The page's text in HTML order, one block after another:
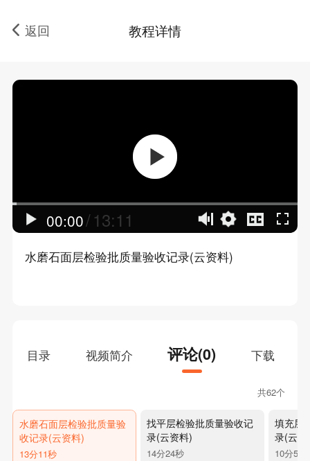
返回 教程详情
00:00/13:11
水磨石面层检验批质量验收记录(云资料)
目录 视频简介 评论(0) 下载
共62个
水磨石面层检验批质量验
收记录(云资料)
13分11秒
找平层检验批质量验收记
录(云资料)
14分24秒
填充层
录(云
10分59